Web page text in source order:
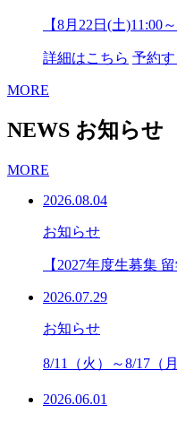
【8月22日(土)11:00
詳細はこちら 予約す
MORE
NEWS お知らせ
MORE
2026.08.04
お知らせ
【2027年度生募集
2026.07.29
お知らせ
8/11（火）～8/17（
2026.06.01